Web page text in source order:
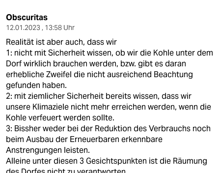
Obscuritas
12.01.2023 , 13:58 Uhr
Realität ist aber auch, dass wir
1: nicht mit Sicherheit wissen, ob wir die Kohle unter dem
Dorf wirklich brauchen werden, bzw. gibt es daran
erhebliche Zweifel die nicht ausreichend Beachtung
gefunden haben.
2: mit ziemlicher Sicherheit bereits wissen, dass wir
unsere Klimaziele nicht mehr erreichen werden, wenn die
Kohle verfeuert werden sollte.
3: Bissher weder bei der Reduktion des Verbrauchs noch
beim Ausbau der Erneuerbaren erkennbare
Anstrengungen leisten.
Alleine unter diesen 3 Gesichtspunkten ist die Räumung